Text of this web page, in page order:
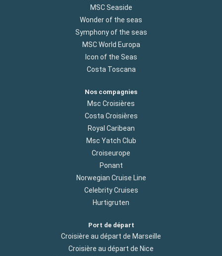
MSC Seaside
Wonder of the seas
Symphony of the seas
MSC World Europa
Icon of the Seas
Costa Toscana
Nos compagnies
Msc Croisières
Costa Croisières
Royal Caribean
Msc Yatch Club
Croiseurope
Ponant
Norwegian Cruise Line
Celebrity Cruises
Hurtigruten
Port de départ
Croisière au départ de Marseille
Croisière au départ de Nice